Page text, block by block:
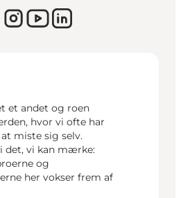
et andet og roen
hvor vi ofte har
miste sig selv.
det, vi kan mærke:
og
her vokser frem af